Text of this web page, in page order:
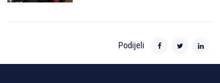
Podijeli